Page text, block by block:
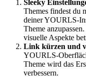
Sleeky
Themes findest du
deiner YOURLS-
Theme
visuelle Aspekte
Link kürzen und
YOURLS-
Theme wird das
verbessern.